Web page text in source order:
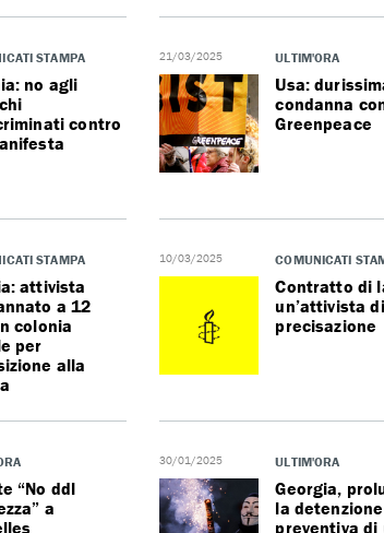
STAMPA
no agli
contro
21/03/2025 ULTIM'ORA
Usa:
condanna
Greenpeace
STAMPA
attivista
a 12
colonia
per
alla
10/03/2025 COMUNICATI
Contratto di
un’attivista
precisazione
“No ddl
a
30/01/2025 ULTIM'ORA
Georgia,
la detenzione
preventiva di